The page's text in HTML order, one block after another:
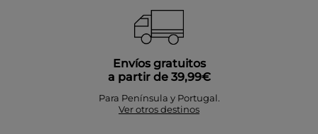
Envíos gratuitos
a partir de 39,99€
Para Península y Portugal.
Ver otros destinos